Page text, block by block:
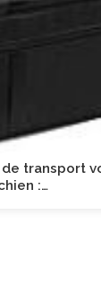
transport
:…